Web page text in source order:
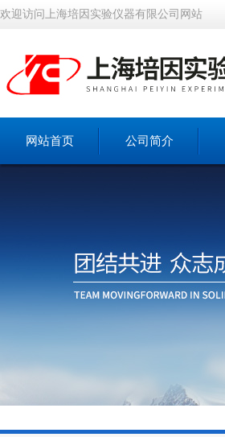
欢迎访问上海培因实验仪器有限公司网站
网站首页 公司简介